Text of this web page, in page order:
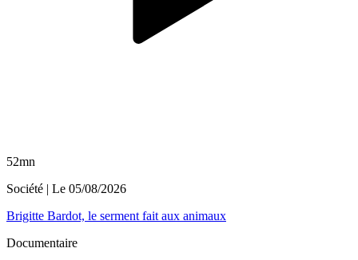
52mn
Société | Le 05/08/2026
Brigitte Bardot, le serment fait aux animaux
Documentaire